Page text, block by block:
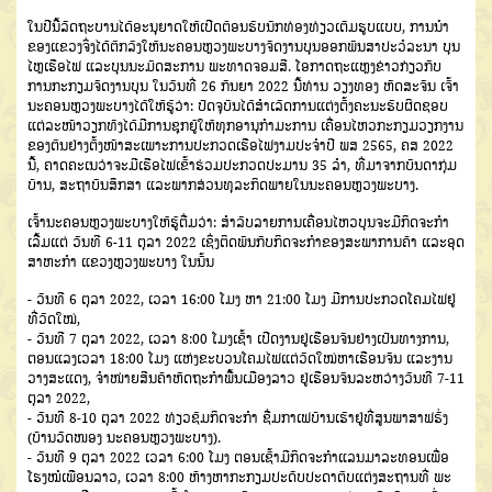
ໃນປີນີ້ລັດຖະບານໄດ້ອະນຸຍາດໃຫ້ເປີດຕ້ອນຮັບນັກທ່ອງທ່ຽວເຕັມຮູບແບບ, ການນຳ
ຂອງແຂວງຈິ່ງໄດ້ຕົກລົງໃຫ້ນະຄອນຫຼວງພະບາງຈັດງານບຸນອອກພັນສາປະວໍລະນາ ບຸນ
ໄຫຼເຮືອໄຟ ແລະບຸນນະມັດສະການ ພະທາດຈອມສີ. ໂອກາດຖະແຫຼງຂ່າວກ່ຽວກັບ
ການກະກຽມຈັດງານບຸນ ໃນວັນທີ່ 26 ກັນຍາ 2022 ນີ້ທ່ານ ວຽງທອງ ຫັດສະຈັນ ເຈົ້າ
ນະຄອນຫຼວງພະບາງໄດ້ໃຫ້ຮູ້ວ່າ: ປັດຈຸບັນໄດ້ສຳເລັດການແຕ່ງຕັ້ງຄະນະຮັບຜິດຊອບ
ແຕ່ລະໜ້າວຽກທັງໄດ້ມີການຊຸກຍູ້ໃຫ້ທຸກອານຸກຳມະການ ເຄື່ອນໄຫວກະກຽມວຽກງານ
ຂອງຕົນຢ່າງຕັ້ງໜ້າສະເພາະການປະກວດເຮືອໄຟງາມປະຈຳປີ ພສ 2565, ຄສ 2022
ນີ້, ຄາດຄະເນວ່າຈະມີເຮືອໄຟເຂົ້າຮ່ວມປະກວດປະມານ 35 ລຳ, ທີ່ມາຈາກບັນດາກຸ່ມ
ບ້ານ, ສະຖາບັນສຶກສາ ແລະພາກສ່ວນທຸລະກິດພາຍໃນນະຄອນຫຼວງພະບາງ.
ເຈົ້ານະຄອນຫຼວງພະບາງໃຫ້ຮູ້ຕື່ມວ່າ: ສຳລັບລາຍການເຄື່ອນໄຫວບຸນຈະມີກິດຈະກຳ
ເລີ້ມແຕ່ ວັນທີ 6-11 ຕຸລາ 2022 ເຊິ່ງຕິດພັນກັບກິດຈະກໍາຂອງສະພາການຄ້າ ແລະອຸດ
ສາຫະກໍາ ແຂວງຫຼວງພະບາງ ໃນນັ້ນ
- ວັນທີ 6 ຕຸລາ 2022, ເວລາ 16:00 ໂມງ ຫາ 21:00 ໂມງ ມີການປະກວດໂຄມໄຟຢູ່
ທີ່ວັດໃໝ່,
- ວັນທີ 7 ຕຸລາ 2022, ເວລາ 8:00 ໂມງເຊົ້າ ເປີດງານຢູ່ເຮືອນຈັນຢ່າງເປັນທາງການ,
ຕອນແລງເວລາ 18:00 ໂມງ ແຫ່ງຂະບວນໂຄມໄຟແຕ່ວັດໃໝ່ຫາເຮືອນຈັນ ແລະງານ
ວາງສະແດງ, ຈຳໜ່າຍສີນຄ້າຫັດຖະກຳພື້ນເມືອງລາວ ຢູ່ເຮືອນຈັນລະຫວ່າງວັນທີ 7-11
ຕຸລາ 2022,
- ວັນທີ 8-10 ຕຸລາ 2022 ທ່ຽວຊົມກິດຈະກຳ ຊື່ມກາເຟບ້ານເຮົາຢູ່ທີ່ສູນພາສາຟຣັ່ງ
(ບ້ານວັດໜອງ ນະຄອນຫຼວງພະບາງ).
- ວັນທີ 9 ຕຸລາ 2022 ເວລາ 6:00 ໂມງ ຕອນເຊົ້າມີກິດຈະກຳແລນມາລະທອນເພື່ອ
ໂຮງໝໍເພືອນລາວ, ເວລາ 8:00 ຫ້າງຫາກະກຽມປະດັບປະດາຕົບແຕ່ງສະຖານທີ່ ພະ